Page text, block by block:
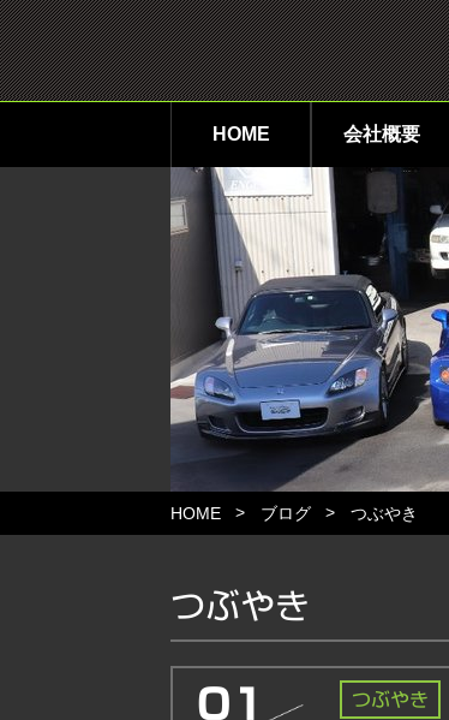
HOME 会社概要
HOME ブログ つぶやき
つぶやき
01
つぶやき